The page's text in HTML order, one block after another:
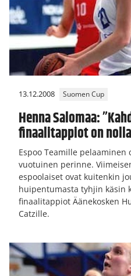
13.12.2008 Suomen Cup
Henna Salomaa:
finaalitappiot on
Espoo Teamille
vuotuinen perinne.
espoolaiset ovat kuitenkin
huipentumasta tyhjin käsin
finaalitappiot Äänekosken
Catzille.